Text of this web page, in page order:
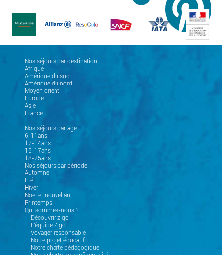
Nos séjours par destination
Afrique
Amérique du sud
Amérique du nord
Moyen orient
Europe
Asie
France
Nos séjours par age
6-11ans
12-14ans
15-17ans
18-25ans
Nos séjours par période
Automne
Eté
Hiver
Noel et nouvel an
Printemps
Qui sommes-nous ?
Découvrir zigo
L'équipe Zigo
Voyager responsable
Notre projet éducatif
Notre charte pédagogique